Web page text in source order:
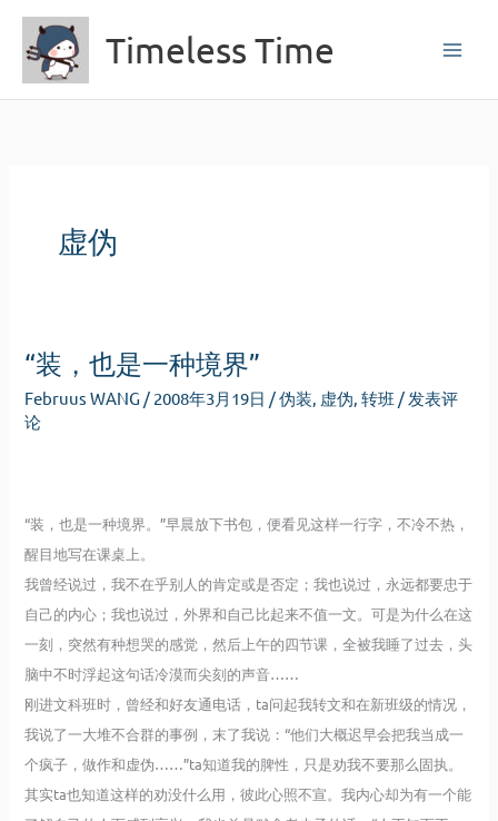
容
Timeless Time
虚伪
“装，也是一种境界”
Februus WANG / 2008年3月19日 /伪装 虚伪 ,转班 / 发表评
论
“装，也是一种境界。”早晨放下书包，便看见这样一行字，不冷不热，
醒目地写在课桌上。
我曾经说过，我不在乎别人的肯定或是否定；我也说过，永远都要忠于
自己的内心；我也说过，外界和自己比起来不值一文。可是为什么在这
一刻，突然有种想哭的感觉，然后上午的四节课，全被我睡了过去，头
脑中不时浮起这句话冷漠而尖刻的声音……
刚进文科班时，曾经和好友通电话，ta问起我转文和在新班级的情况，
我说了一大堆不合群的事例，末了我说：“他们大概迟早会把我当成一
个疯子，做作和虚伪……”ta知道我的脾性，只是劝我不要那么固执。
其实ta也知道这样的劝没什么用，彼此心照不宣。我内心却为有一个能